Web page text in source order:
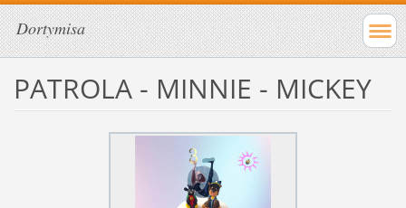
Dortymisa
PATROLA - MINNIE - MICKEY